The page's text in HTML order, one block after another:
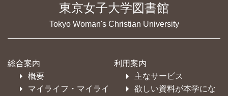
東京女子大学図書館
Tokyo Woman's Christian University
総合案内
概要
マイライフ・マイライ
利用案内
主なサービス
欲しい資料が本学にな